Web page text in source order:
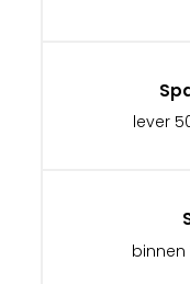
lever
binnen